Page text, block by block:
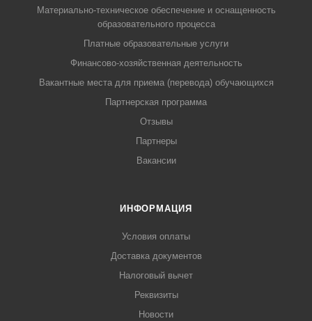
Материально-техническое обеспечение и оснащенность
образовательного процесса
Платные образовательные услуги
Финансово-хозяйственная деятельность
Вакантные места для приема (перевода) обучающихся
Партнерская программа
Отзывы
Партнеры
Вакансии
ИНФОРМАЦИЯ
Условия оплаты
Доставка документов
Налоговый вычет
Реквизиты
Новости